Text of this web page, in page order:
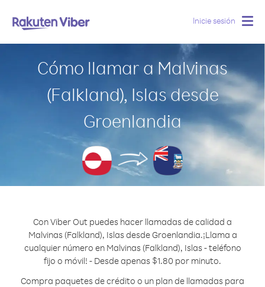
Inicie sesión
Cómo llamar a Malvinas
(Falkland), Islas desde
Groenlandia
Con Viber Out puedes hacer llamadas de calidad a
Malvinas (Falkland), Islas desde Groenlandia.¡Llama a
cualquier número en Malvinas (Falkland), Islas - teléfono
fijo o móvil! - Desde apenas $1.80 por minuto.
Compra paquetes de crédito o un plan de llamadas para